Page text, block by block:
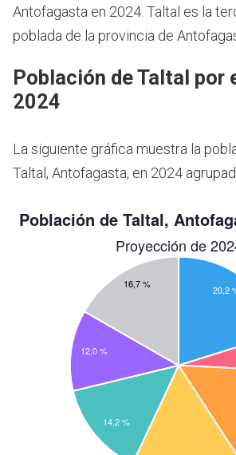
Antofagasta en 2024. Taltal es la
poblada de la provincia de
Población de Taltal por
2024
La siguiente gráfica muestra la
Taltal, Antofagasta, en 2024